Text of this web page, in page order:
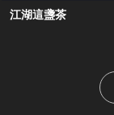
江湖這盞茶